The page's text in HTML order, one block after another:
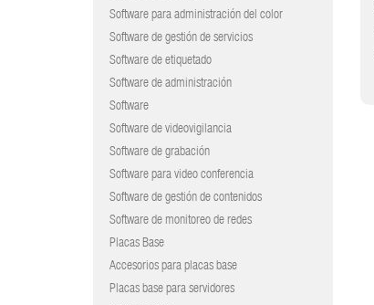
Software para administración del color
Software de gestión de servicios
Software de etiquetado
Software de administración
Software
Software de videovigilancia
Software de grabación
Software para video conferencia
Software de gestión de contenidos
Software de monitoreo de redes
Placas Base
Accesorios para placas base
Placas base para servidores